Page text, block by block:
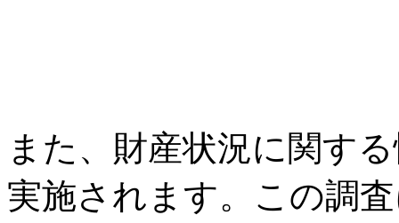
また、財産状況に関す
実施されます。この調